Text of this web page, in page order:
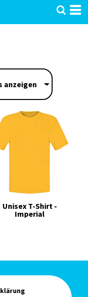
Unisex T-Shirt -
Imperial